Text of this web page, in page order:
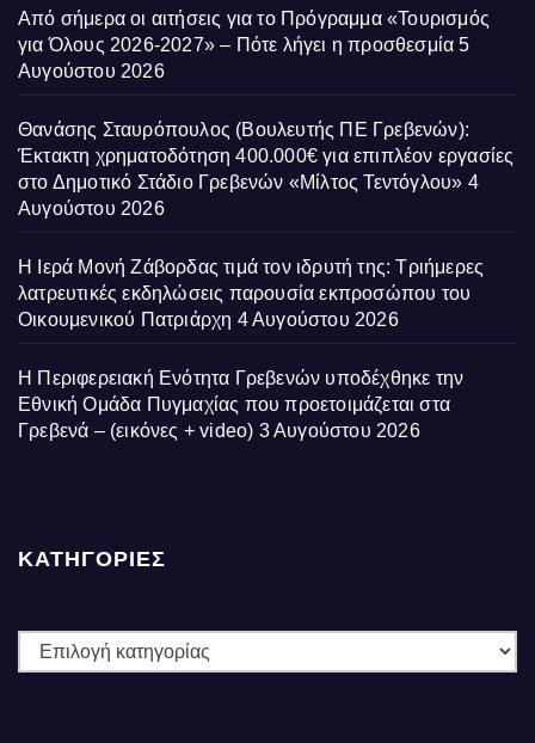
Από σήμερα οι αιτήσεις για το Πρόγραμμα «Τουρισμός
για Όλους 2026-2027» – Πότε λήγει η προσθεσμία 5
Αυγούστου 2026
Θανάσης Σταυρόπουλος (Βουλευτής ΠΕ Γρεβενών):
Έκτακτη χρηματοδότηση 400.000€ για επιπλέον εργασίες
στο Δημοτικό Στάδιο Γρεβενών «Μίλτος Τεντόγλου» 4
Αυγούστου 2026
Η Ιερά Μονή Ζάβορδας τιμά τον ιδρυτή της: Τριήμερες
λατρευτικές εκδηλώσεις παρουσία εκπροσώπου του
Οικουμενικού Πατριάρχη 4 Αυγούστου 2026
Η Περιφερειακή Ενότητα Γρεβενών υποδέχθηκε την
Εθνική Ομάδα Πυγμαχίας που προετοιμάζεται στα
Γρεβενά – (εικόνες + video) 3 Αυγούστου 2026
ΚΑΤΗΓΟΡΙΕΣ
ΚΑΤΗΓΟΡΙΕΣ